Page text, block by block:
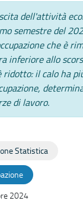
dell'attività
semestre del
che è
inferiore allo
ridotto: il calo ha
di lavoro.
Statistica
2024